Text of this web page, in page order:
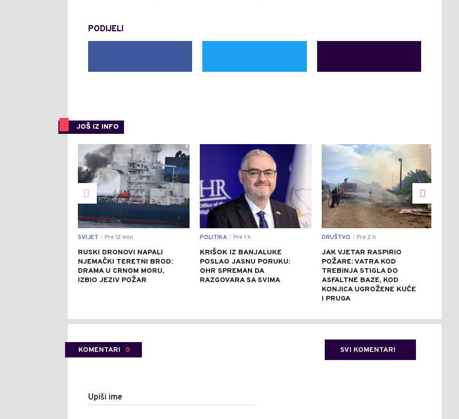
PODIJELI
JOŠ IZ INFO
0
SVIJET Pre 12 min
RUSKI DRONOVI NAPALI
NJEMAČKI TERETNI BROD:
DRAMA U CRNOM MORU,
IZBIO JEZIV POŽAR
0
POLITIKA Pre 1 h
KRIŠOK IZ BANJALUKE
POSLAO JASNU PORUKU:
OHR SPREMAN DA
RAZGOVARA SA SVIMA
0
DRUŠTVO Pre 2 h
JAK VJETAR RASPIRIO
POŽARE: VATRA KOD
TREBINJA STIGLA DO
ASFALTNE BAZE, KOD
KONJICA UGROŽENE KUĆE
I PRUGA
KOMENTARI 0 SVI KOMENTARI
Upiši ime